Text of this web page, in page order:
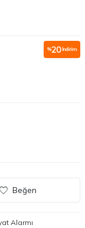
%20İndirim
Beğen
Alarmı